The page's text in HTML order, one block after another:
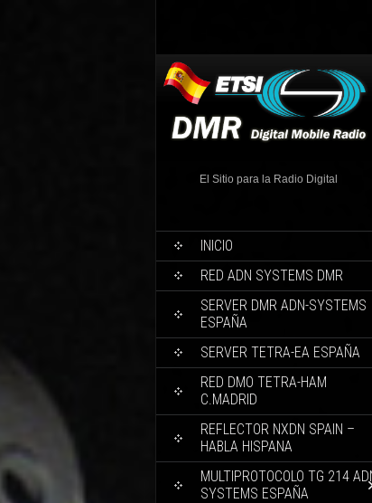
El Sitio para la Radio Digital
INICIO
RED ADN SYSTEMS DMR
SERVER DMR ADN-SYSTEMS
ESPAÑA
SERVER TETRA-EA ESPAÑA
RED DMO TETRA-HAM
C.MADRID
REFLECTOR NXDN SPAIN –
HABLA HISPANA
MULTIPROTOCOLO TG 214
SYSTEMS ESPAÑA